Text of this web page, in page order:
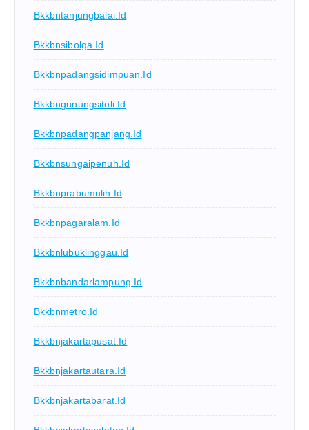
Bkkbntanjungbalai.id
Bkkbnsibolga.id
Bkkbnpadangsidimpuan.id
Bkkbngunungsitoli.id
Bkkbnpadangpanjang.id
Bkkbnsungaipenuh.id
Bkkbnprabumulih.id
Bkkbnpagaralam.id
Bkkbnlubuklinggau.id
Bkkbnbandarlampung.id
Bkkbnmetro.id
Bkkbnjakartapusat.id
Bkkbnjakartautara.id
Bkkbnjakartabarat.id